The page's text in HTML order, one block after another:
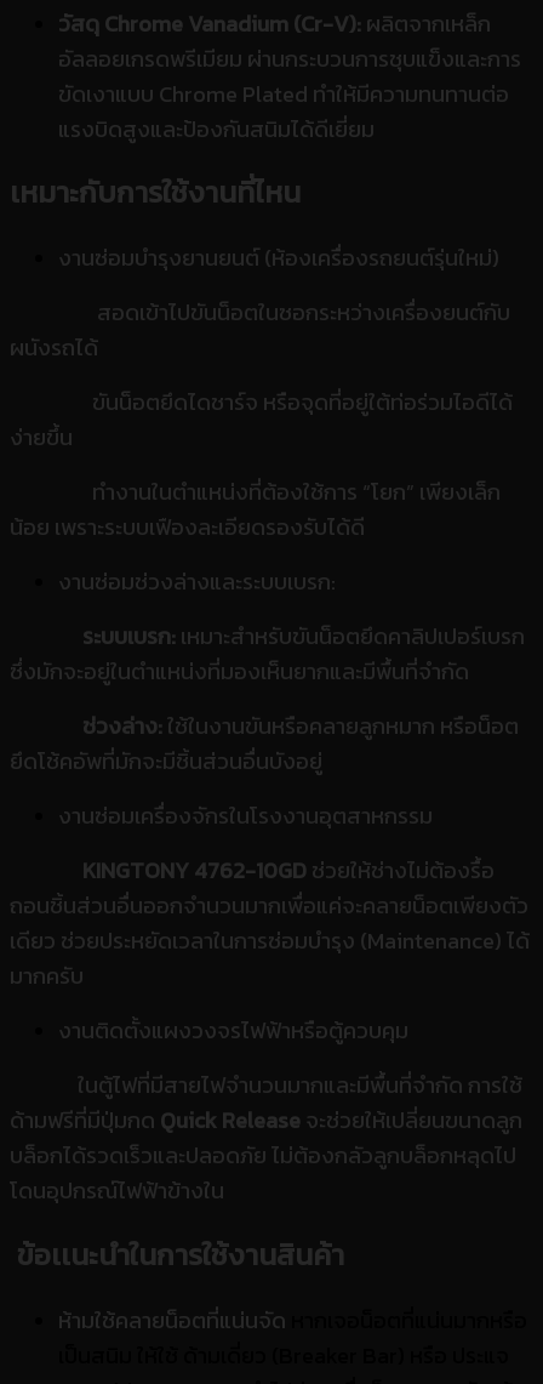
วัสดุ Chrome Vanadium (Cr-V): ผลิตจากเหล็ก
อัลลอยเกรดพรีเมียม ผ่านกระบวนการชุบแข็งและการ
ขัดเงาแบบ Chrome Plated ทำให้มีความทนทานต่อ
แรงบิดสูงและป้องกันสนิมได้ดีเยี่ยม
เหมาะกับการใช้งานที่ไหน
งานซ่อมบำรุงยานยนต์ (ห้องเครื่องรถยนต์รุ่นใหม่)
สอดเข้าไปขันน็อตในซอกระหว่างเครื่องยนต์กับ
ผนังรถได้
ขันน็อตยึดไดชาร์จ หรือจุดที่อยู่ใต้ท่อร่วมไอดีได้
ง่ายขึ้น
ทำงานในตำแหน่งที่ต้องใช้การ “โยก” เพียงเล็ก
น้อย เพราะระบบเฟืองละเอียดรองรับได้ดี
งานซ่อมช่วงล่างและระบบเบรก:
ระบบเบรก: เหมาะสำหรับขันน็อตยึดคาลิปเปอร์เบรก
ซึ่งมักจะอยู่ในตำแหน่งที่มองเห็นยากและมีพื้นที่จำกัด
ช่วงล่าง:ใช้ในงานขันหรือคลายลูกหมาก หรือน็อต
ยึดโช้คอัพที่มักจะมีชิ้นส่วนอื่นบังอยู่
งานซ่อมเครื่องจักรในโรงงานอุตสาหกรรม
KINGTONY 4762-10GD ช่วยให้ช่างไม่ต้องรื้อ
ถอนชิ้นส่วนอื่นออกจำนวนมากเพื่อแค่จะคลายน็อตเพียงตัว
เดียว ช่วยประหยัดเวลาในการซ่อมบำรุง (Maintenance) ได้
มากครับ
งานติดตั้งแผงวงจรไฟฟ้าหรือตู้ควบคุม
ในตู้ไฟที่มีสายไฟจำนวนมากและมีพื้นที่จำกัด การใช้
ด้ามฟรีที่มีปุ่มกด Quick Release จะช่วยให้เปลี่ยนขนาดลูก
บล็อกได้รวดเร็วและปลอดภัย ไม่ต้องกลัวลูกบล็อกหลุดไป
โดนอุปกรณ์ไฟฟ้าข้างใน
ข้อเเนะนำในการใช้งานสินค้า
ห้ามใช้คลายน็อตที่แน่นจัด